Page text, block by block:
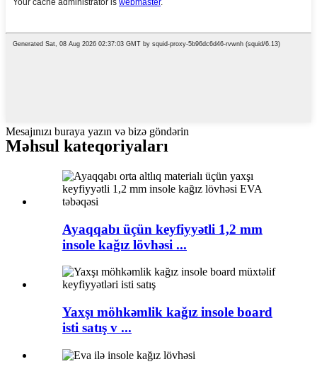
Mesajınızı buraya yazın və bizə göndərin
Məhsul kateqoriyaları
Ayaqqabı üçün keyfiyyətli 1,2 mm
insole kağız lövhəsi ...
Yaxşı möhkəmlik kağız insole board
isti satış v ...